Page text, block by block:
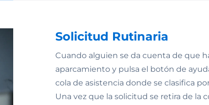
Solicitud Rutinaria
Cuando alguien se da cuenta de que
aparcamiento y pulsa el botón de
cola de asistencia donde se clasifica
Una vez que la solicitud se retira de la